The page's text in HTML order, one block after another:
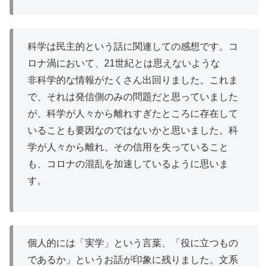
科学は民主的という話に関連しての感想です。コ
ロナ渦において、21世紀とは思えないような
非科学的な情報がたくさん出回りました。これま
で、それは発信側のみの問題だと思っていました
が、科学が人々から離れすぎたところに存在して
いることも要因なのではないかと思いました。科
学が人々から離れ、その信用を失っていること
も、コロナの混乱を加速 しているように思いま
す。
個人的には「 実学 」という言葉、「役に立つもの
であるか」というお話が印象に残りました。文系